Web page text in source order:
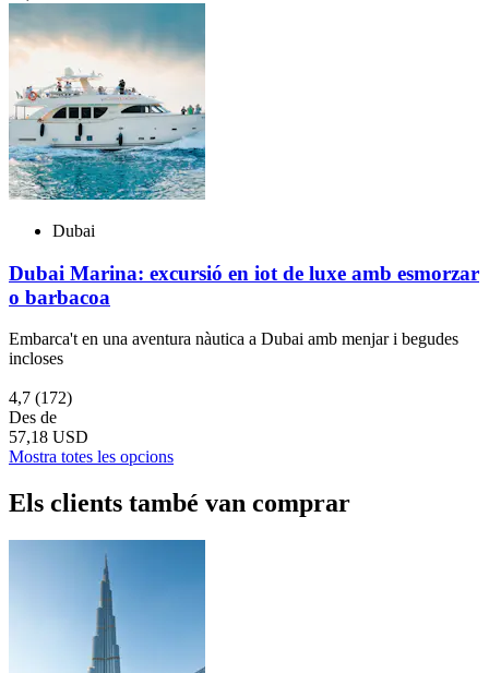
Dubai
Dubai Marina: excursió en iot de luxe amb esmorzar
o barbacoa
Embarca't en una aventura nàutica a Dubai amb menjar i begudes
incloses
4,7 (172)
Des de
57,18 USD
Mostra totes les opcions
Els clients també van comprar